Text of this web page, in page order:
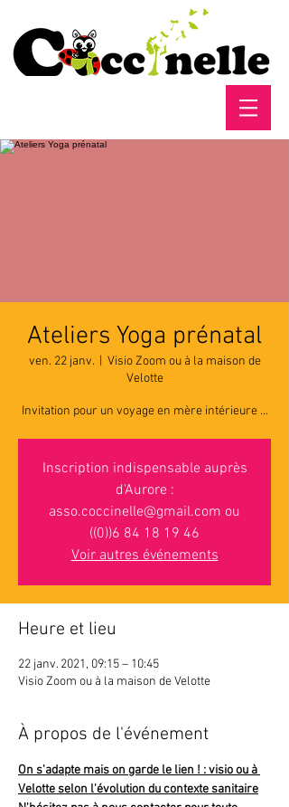
Ateliers Yoga prénatal
ven. 22 janv.
  |
Visio Zoom ou à la maison de
Velotte
Invitation pour un voyage en mère intérieure ...
Inscription indispensable auprès
d'Aurore :
asso.coccinelle@gmail.com ou
((0))6 84 18 19 46
Voir autres événements
Heure et lieu
22 janv. 2021, 09:15 – 10:45
Visio Zoom ou à la maison de Velotte
À propos de l'événement
On s'adapte mais on garde le lien ! : visio ou à
Velotte selon l'évolution du contexte sanitaire